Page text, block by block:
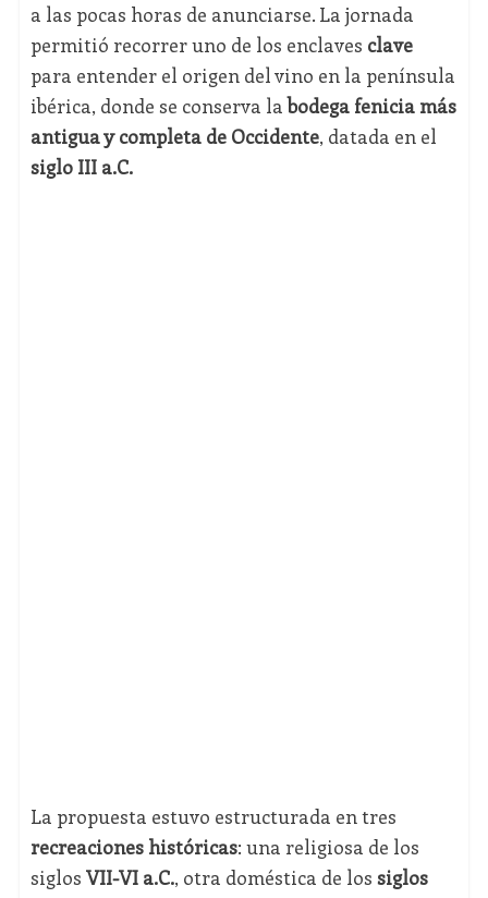
a las pocas horas de anunciarse. La jornada
permitió recorrer uno de los enclaves clave
para entender el origen del vino en la península
ibérica, donde se conserva labodega fenicia más
antigua y completa de Occidente, datada en el
siglo III a.C.
La propuesta estuvo estructurada en tres
recreaciones históricas: una religiosa de los
siglos VII-VI a.C., otra doméstica de los siglos